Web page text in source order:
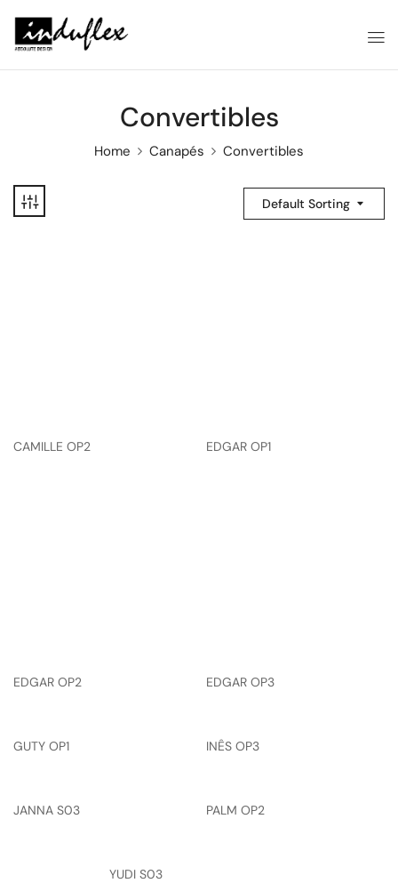
Convertibles
Home Canapés Convertibles
Default Sorting
CAMILLE OP2 EDGAR OP1
EDGAR OP2 EDGAR OP3
GUTY OP1 INÊS OP3
JANNA S03 PALM OP2
YUDI S03